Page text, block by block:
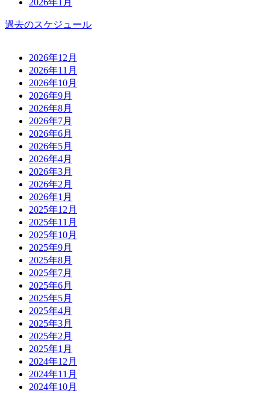
2026年1月
過去のスケジュール
2026年12月
2026年11月
2026年10月
2026年9月
2026年8月
2026年7月
2026年6月
2026年5月
2026年4月
2026年3月
2026年2月
2026年1月
2025年12月
2025年11月
2025年10月
2025年9月
2025年8月
2025年7月
2025年6月
2025年5月
2025年4月
2025年3月
2025年2月
2025年1月
2024年12月
2024年11月
2024年10月